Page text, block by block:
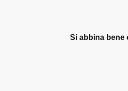
Si abbina bene